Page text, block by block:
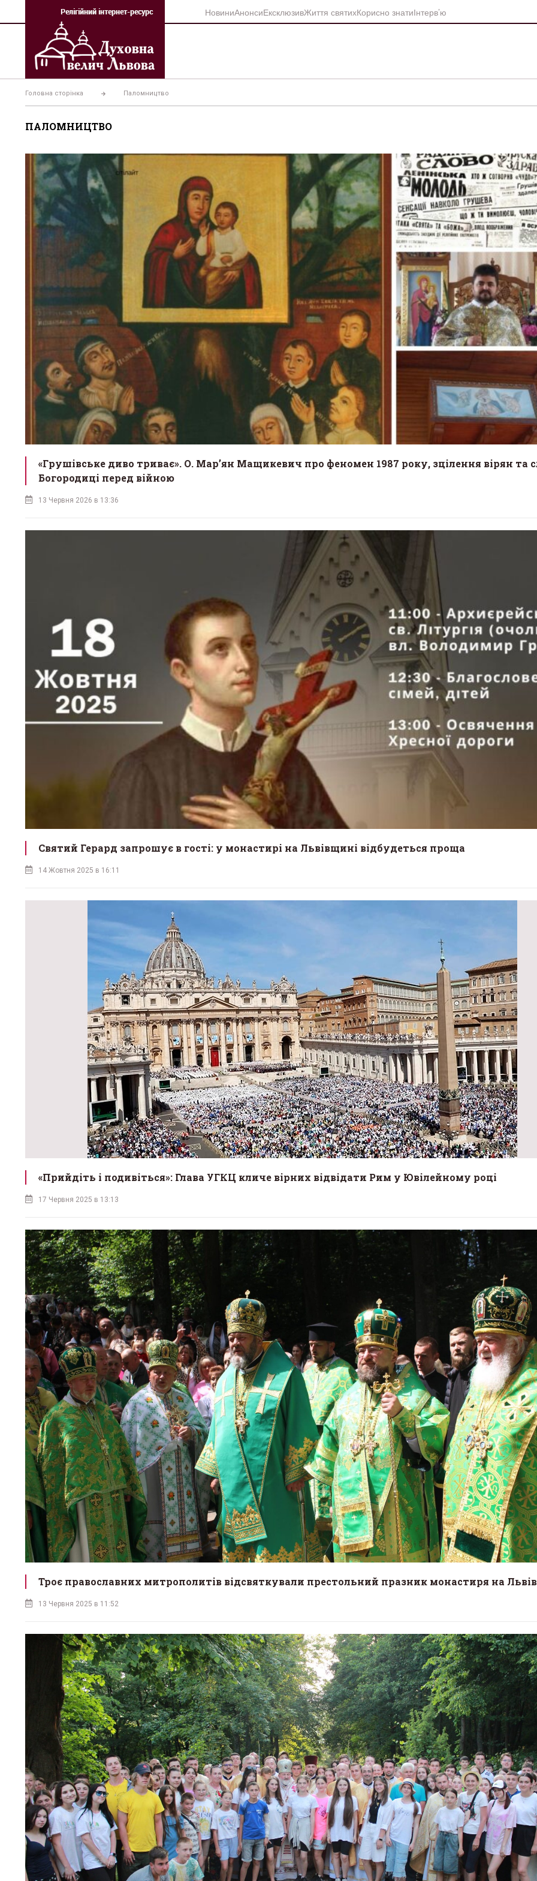
вмісту
НовиниАнонсиЕксклюзивЖиття святихКорисно знатиІнтерв’ю
Головна сторінка Паломництво
ПАЛОМНИЦТВО
«Грушівське диво триває». О. Мар’ян Мащикевич про феномен 1987 року, зцілення вірян та
Богородиці перед війною
13 Червня 2026 в 13:36
Святий Герард запрошує в гості: у монастирі на Львівщині відбудеться проща
14 Жовтня 2025 в 16:11
«Прийдіть і подивіться»: Глава УГКЦ кличе вірних відвідати Рим у Ювілейному році
17 Червня 2025 в 13:13
Троє православних митрополитів відсвяткували престольний празник монастиря на
13 Червня 2025 в 11:52
Стань частиною команди:
львів'ян запрошують
долучитися до організації 25-
ліття візиту Папи
4 Червня 2026 в 09:51
«25 років натхнення»: у
львівській бібліотеці
мистецьким заходом згадають
візит Папи Івана Павла ІІ
9 Червня 2026 в 14:25
Для тих, хто чекає:
редемптористки
на духовну віднову
безвісти зниклих
9 Червня 2026 в 12:24